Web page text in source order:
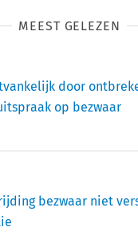
MEEST GELEZEN
door
op bezwaar
bezwaar niet